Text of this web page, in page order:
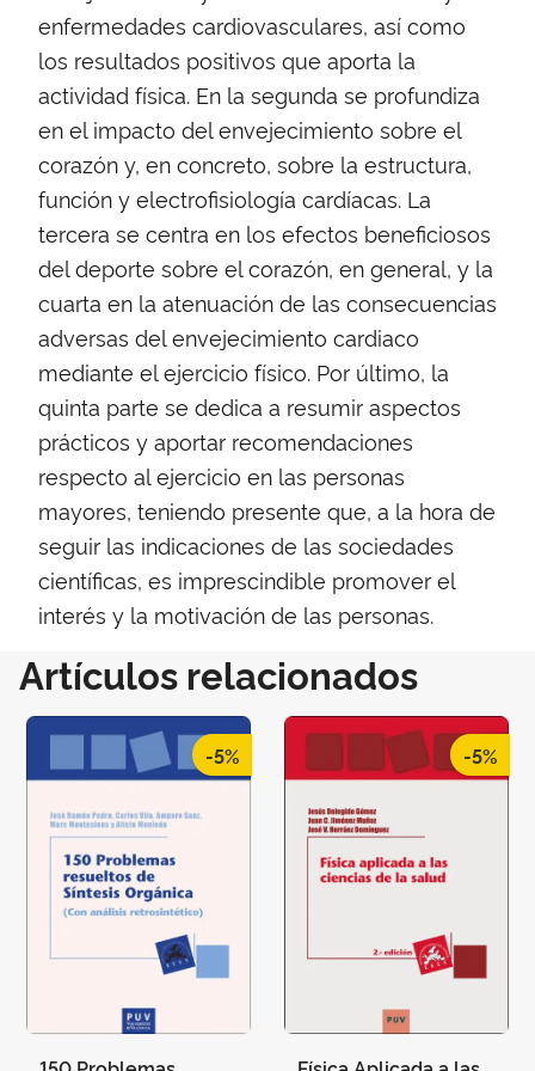
enfermedades cardiovasculares, así como
los resultados positivos que aporta la
actividad física. En la segunda se profundiza
en el impacto del envejecimiento sobre el
corazón y, en concreto, sobre la estructura,
función y electrofisiología cardíacas. La
tercera se centra en los efectos beneficiosos
del deporte sobre el corazón, en general, y la
cuarta en la atenuación de las consecuencias
adversas del envejecimiento cardiaco
mediante el ejercicio físico. Por último, la
quinta parte se dedica a resumir aspectos
prácticos y aportar recomendaciones
respecto al ejercicio en las personas
mayores, teniendo presente que, a la hora de
seguir las indicaciones de las sociedades
científicas, es imprescindible promover el
interés y la motivación de las personas.
Artículos relacionados
-5% -5%